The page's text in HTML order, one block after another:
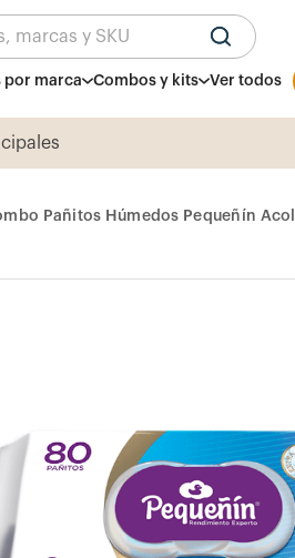
marcas y SKU
por marca Combos y kits Ver todos
Pañitos Húmedos Pequeñín